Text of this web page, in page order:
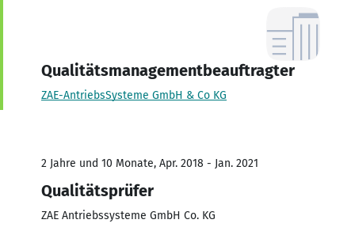
Qualitätsmanagementbeauftragter
ZAE-AntriebsSysteme GmbH & Co KG
2 Jahre und 10 Monate, Apr. 2018 - Jan. 2021
Qualitätsprüfer
ZAE Antriebssysteme GmbH Co. KG